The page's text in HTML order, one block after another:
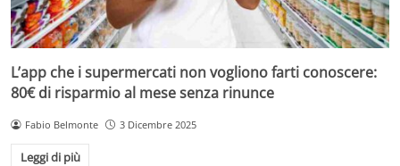
L’app che i supermercati non vogliono farti conoscere:
80€ di risparmio al mese senza rinunce
Fabio Belmonte 3 Dicembre 2025
Leggi di più